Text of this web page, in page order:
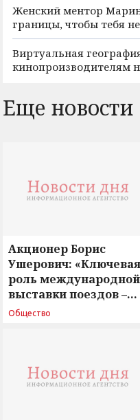
Женский ментор
границы, чтобы тебя
Виртуальная
кинопроизводителям
Еще новости
Акционер Борис
Ушерович: «Ключевая
роль международной
выставки поездов –
поиск ответов на
Общество